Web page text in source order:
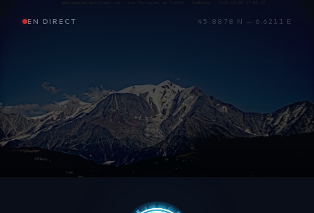
EN DIRECT 45.8878 N — 6.6211 E